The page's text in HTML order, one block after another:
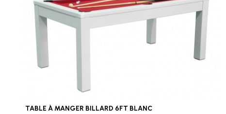
TABLE À MANGER BILLARD 6FT BLANC